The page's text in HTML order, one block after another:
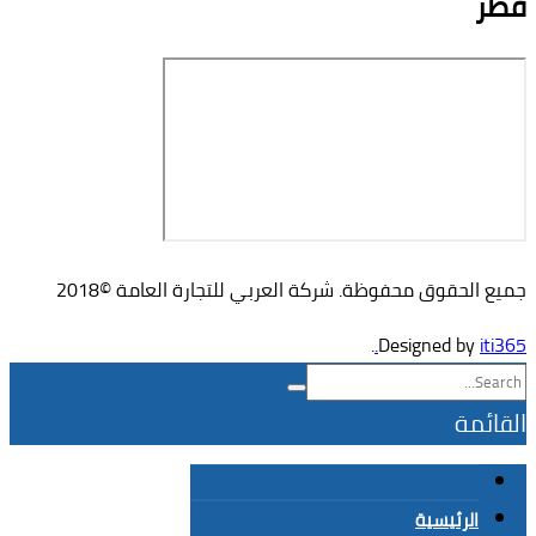
جميع الحقوق محفوظة. شركة العربي للتجارة العامة ©2018
Designed byiti365.
.
القائمة
الرئيسية